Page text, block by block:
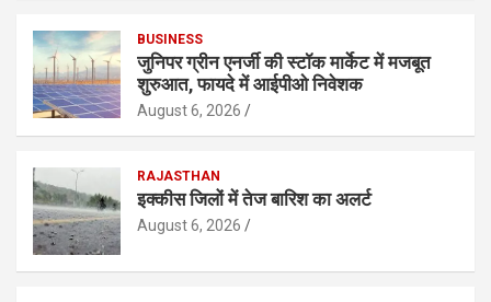
BUSINESS
जुनिपर ग्रीन एनर्जी की स्टॉक मार्केट में मजबूत
शुरुआत, फायदे में आईपीओ निवेशक
August 6, 2026
RAJASTHAN
इक्कीस जिलों में तेज बारिश का अलर्ट
August 6, 2026